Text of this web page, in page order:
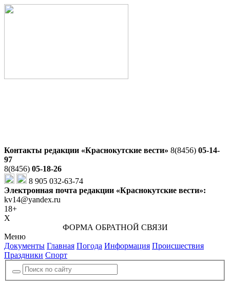
Контакты редакции «Краснокутские вести» 8(8456) 05-14-
97
8(8456) 05-18-26
8 905 032-63-74
Электронная почта редакции «Краснокутские вести»:
kv14@yandex.ru
18+
X
ФОРМА ОБРАТНОЙ СВЯЗИ
Меню
Документы Главная Погода Информация Происшествия
Праздники Спорт